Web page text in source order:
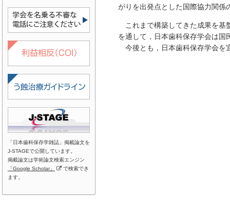
がりを出発点とした国際協力関係
これまで構築してきた成果を
を通して，日本歯科保存学会は
今後とも，日本歯科保存学会を
「日本歯科保存学雑誌」掲載論文を
J-STAGEで公開しています。
掲載論文は学術論文検索エンジン
「Google Scholar」
で検索でき
ます。